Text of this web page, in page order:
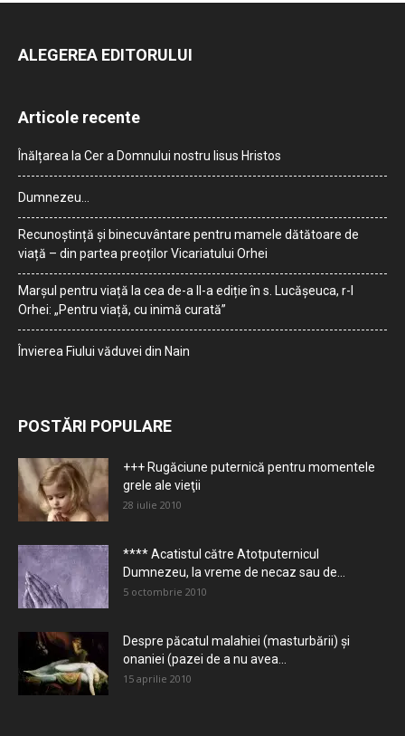
ALEGEREA EDITORULUI
Articole recente
Înălțarea la Cer a Domnului nostru Iisus Hristos
Dumnezeu…
Recunoștință și binecuvântare pentru mamele dătătoare de
viață – din partea preoților Vicariatului Orhei
Marșul pentru viață la cea de-a II-a ediție în s. Lucășeuca, r-l
Orhei: „Pentru viață, cu inimă curată”
Învierea Fiului văduvei din Nain
POSTĂRI POPULARE
+++ Rugăciune puternică pentru momentele
grele ale vieţii
28 iulie 2010
**** Acatistul către Atotputernicul
Dumnezeu, la vreme de necaz sau de...
5 octombrie 2010
Despre păcatul malahiei (masturbării) şi
onaniei (pazei de a nu avea...
15 aprilie 2010